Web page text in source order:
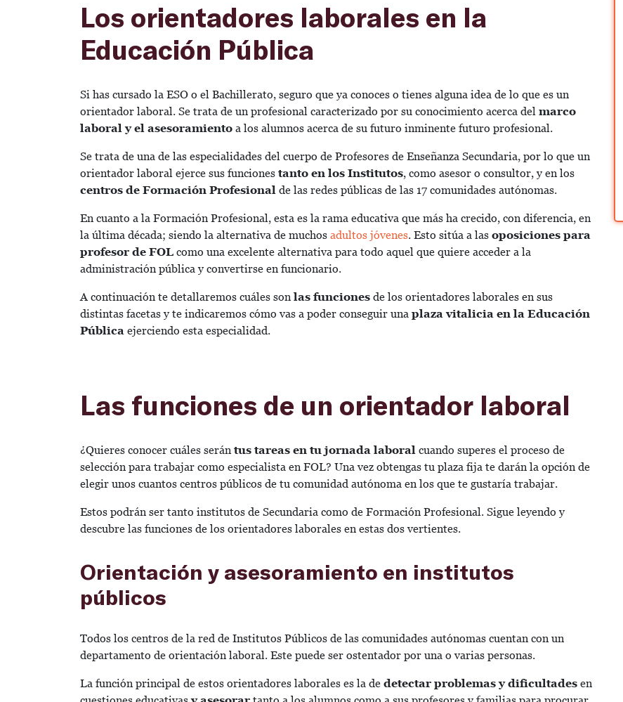
Los orientadores laborales en la
Educación Pública
Si has cursado la ESO o el Bachillerato, seguro que ya conoces o tienes alguna idea de lo que es un
orientador laboral. Se trata de un profesional caracterizado por su conocimiento acerca del marco
laboral y el asesoramiento a los alumnos acerca de su futuro inminente futuro profesional.
Se trata de una de las especialidades del cuerpo de Profesores de Enseñanza Secundaria, por lo que un
orientador laboral ejerce sus funciones tanto en los Institutos, como asesor o consultor, y en los
centros de Formación Profesional de las redes públicas de las 17 comunidades autónomas.
En cuanto a la Formación Profesional, esta es la rama educativa que más ha crecido, con diferencia, en
la última década; siendo la alternativa de muchos adultos jóvenes. Esto sitúa a las oposiciones para
profesor de FOL como una excelente alternativa para todo aquel que quiere acceder a la
administración pública y convertirse en funcionario.
A continuación te detallaremos cuáles son las funciones de los orientadores laborales en sus
distintas facetas y te indicaremos cómo vas a poder conseguir una plaza vitalicia en la Educación
Pública ejerciendo esta especialidad.
Las funciones de un orientador laboral
¿Quieres conocer cuáles serán tus tareas en tu jornada laboral cuando superes el proceso de
selección para trabajar como especialista en FOL? Una vez obtengas tu plaza fija te darán la opción de
elegir unos cuantos centros públicos de tu comunidad autónoma en los que te gustaría trabajar.
Estos podrán ser tanto institutos de Secundaria como de Formación Profesional. Sigue leyendo y
descubre las funciones de los orientadores laborales en estas dos vertientes.
Orientación y asesoramiento en institutos
públicos
Todos los centros de la red de Institutos Públicos de las comunidades autónomas cuentan con un
departamento de orientación laboral. Este puede ser ostentador por una o varias personas.
La función principal de estos orientadores laborales es la de detectar problemas y dificultades en